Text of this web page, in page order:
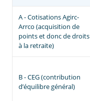
A - Cotisations Agirc-
Arrco (acquisition de
points et donc de droits
à la retraite)
B - CEG (contribution
d’équilibre général)